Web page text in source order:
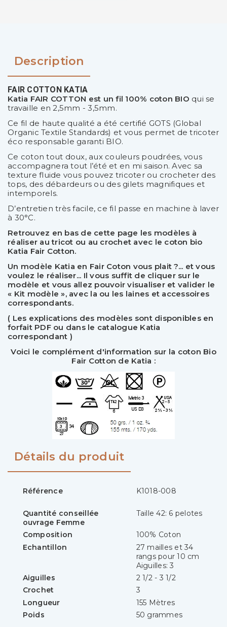
Description
FAIR COTTON KATIA
Katia FAIR COTTON est un fil 100% coton BIO qui se
travaille en 2,5mm - 3,5mm.
Ce fil de haute qualité a été certifié GOTS (Global
Organic Textile Standards) et vous permet de tricoter
éco responsable garanti BIO.
Ce coton tout doux, aux couleurs poudrées, vous
accompagnera tout l’été et en mi saison. Avec sa
texture fluide vous pouvez tricoter ou crocheter des
tops, des débardeurs ou des gilets magnifiques et
intemporels.
D’entretien très facile, ce fil passe en machine à laver
à 30°C.
Retrouvez en bas de cette page les modèles à
réaliser au tricot ou au crochet avec le coton bio
Katia Fair Cotton.
Un modèle Katia en Fair Coton vous plait ?... et vous
voulez le réaliser... Il vous suffit de cliquer sur le
modèle et vous allez pouvoir visualiser et valider le
« Kit modèle », avec la ou les laines et accessoires
correspondants.
( Les explications des modèles sont disponibles en
forfait PDF ou dans le catalogue Katia
correspondant )
Voici le complément d'information sur la coton Bio
Fair Cotton de Katia :
Détails du produit
Référence K1018-008
Quantité conseillée
ouvrage Femme
Taille 42: 6 pelotes
Composition
100% Coton
Echantillon
27 mailles et 34
rangs pour 10 cm
Aiguilles: 3
Aiguilles
2 1/2 - 3 1/2
Crochet
3
Longueur
155 Mètres
Poids
50 grammes